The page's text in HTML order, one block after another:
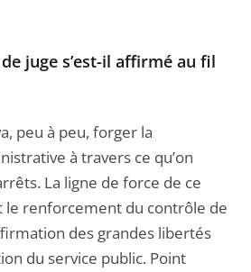
juge s’est-il affirmé au fil
peu à peu, forger la
à travers ce qu’on
La ligne de force de ce
le renforcement du contrôle de
des grandes libertés
du service public. Point